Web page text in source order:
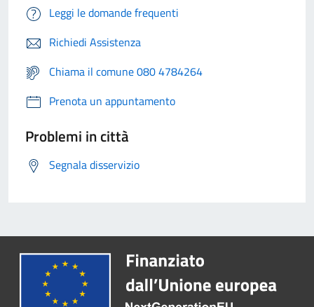
Leggi le domande frequenti
Richiedi Assistenza
Chiama il comune 080 4784264
Prenota un appuntamento
Problemi in città
Segnala disservizio